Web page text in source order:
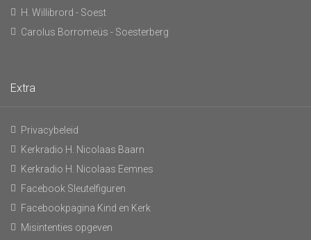
H. Willibrord - Soest
Carolus Borromeüs - Soesterberg
Extra
Privacybeleid
Kerkradio H. Nicolaas Baarn
Kerkradio H. Nicolaas Eemnes
Facebook Sleutelfiguren
Facebookpagina Kind en Kerk
Misintenties opgeven